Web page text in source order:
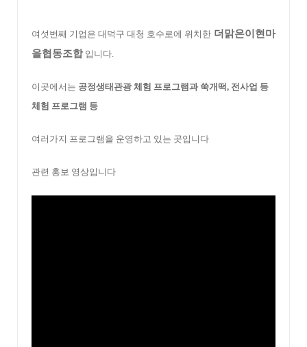
여섯번째 기업은 대덕구 대청 호수로에 위치한 더맑은이현마
을협동조합 입니다.
이곳에서는 공정생태관광 체험 프로그램과 쑥개떡, 전사업 등
체험 프로그램 등
여러가지 프로그램을 운영하고 있는 곳입니다
관련 홍보 영상입니다